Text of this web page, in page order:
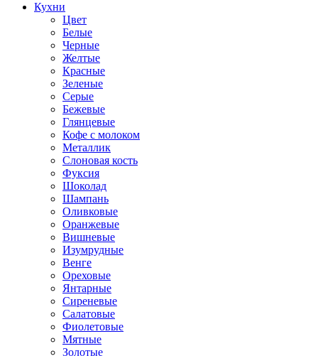
Кухни
Цвет
Белые
Черные
Желтые
Красные
Зеленые
Серые
Бежевые
Глянцевые
Кофе с молоком
Металлик
Слоновая кость
Фуксия
Шоколад
Шампань
Оливковые
Оранжевые
Вишневые
Изумрудные
Венге
Ореховые
Янтарные
Сиреневые
Салатовые
Фиолетовые
Мятные
Золотые